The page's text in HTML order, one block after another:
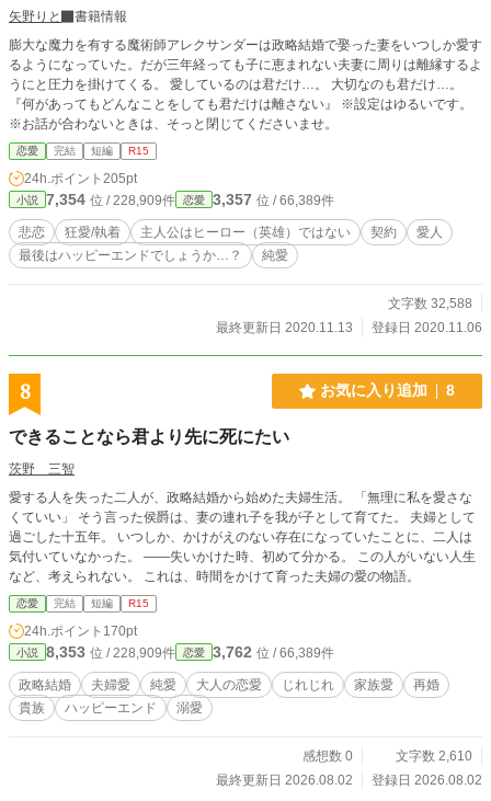
矢野りと
書籍情報
膨大な魔力を有する魔術師アレクサンダーは政略結婚で娶った妻をいつしか愛す
るようになっていた。だが三年経っても子に恵まれない夫妻に周りは離縁するよ
うにと圧力を掛けてくる。 愛しているのは君だけ…。 大切なのも君だけ…。
『何があってもどんなことをしても君だけは離さない』 ※設定はゆるいです。
※お話が合わないときは、そっと閉じてくださいませ。
恋愛 完結 短編 R15
24h.ポイント 205pt
小説 7,354 位 / 228,909件 恋愛 3,357 位 / 66,389件
悲恋 狂愛/執着 主人公はヒーロー（英雄）ではない 契約
愛人
最後はハッピーエンドでしょうか…？
純愛
文字数 32,588
最終更新日 2020.11.13
登録日 2020.11.06
8 お気に入り追加 8
できることなら君より先に死にたい
茨野 三智
愛する人を失った二人が、政略結婚から始めた夫婦生活。 「無理に私を愛さな
くていい」 そう言った侯爵は、妻の連れ子を我が子として育てた。 夫婦として
過ごした十五年。 いつしか、かけがえのない存在になっていたことに、二人は
気付いていなかった。 ――失いかけた時、初めて分かる。 この人がいない人生
など、考えられない。 これは、時間をかけて育った夫婦の愛の物語。
恋愛 完結 短編 R15
24h.ポイント 170pt
小説 8,353 位 / 228,909件 恋愛 3,762 位 / 66,389件
政略結婚 夫婦愛 純愛 大人の恋愛 じれじれ 家族愛
再婚
貴族
ハッピーエンド 溺愛
感想数 0
文字数 2,610
最終更新日 2026.08.02
登録日 2026.08.02